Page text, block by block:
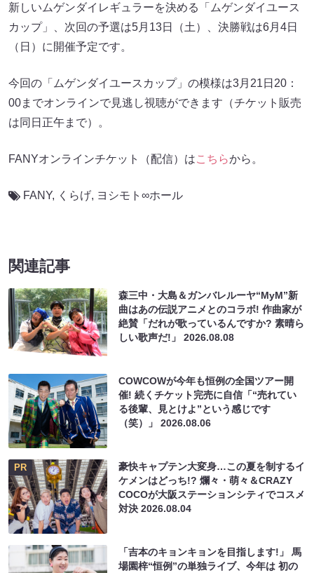
新しいムゲンダイレギュラーを決める「ムゲンダイユース
カップ」、次回の予選は5月13日（土）、決勝戦は6月4日
（日）に開催予定です。
今回の「ムゲンダイユースカップ」の模様は3月21日20：
00までオンラインで見逃し視聴ができます（チケット販売
は同日正午まで）。
FANYオンラインチケット（配信）はこちらから。
FANY, くらげ, ヨシモト∞ホール
関連記事
森三中・大島＆ガンバレルーヤ“MyM”新
曲はあの伝説アニメとのコラボ! 作曲家が
絶賛「だれが歌っているんですか? 素晴ら
しい歌声だ!」2026.08.08
COWCOWが今年も恒例の全国ツアー開
催! 続くチケット完売に自信「“売れてい
る後輩、見とけよ”という感じです
（笑）」2026.08.06
PR
豪快キャプテン大変身…この夏を制するイ
ケメンはどっち!? 爛々・萌々＆CRAZY
COCOが大阪ステーションシティでコスメ
対決2026.08.04
「吉本のキョンキョンを目指します!」 馬
場園梓“恒例”の単独ライブ、今年は 初の